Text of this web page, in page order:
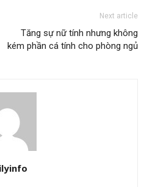
Next article
Tăng sự nữ tính nhưng không
kém phần cá tính cho phòng ngủ